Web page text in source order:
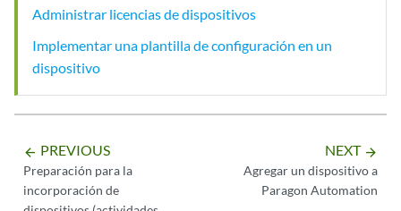
Administrar licencias de dispositivos
Implementar una plantilla de configuración en un
dispositivo
arrow_backward PREVIOUS
Preparación para la
incorporación de
NEXT arrow_forward
Agregar un dispositivo a
Paragon Automation